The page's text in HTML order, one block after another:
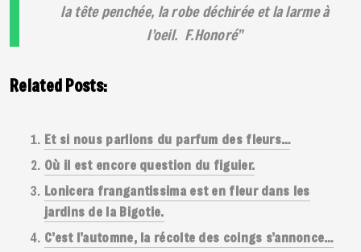
la tête penchée, la robe déchirée et la larme à
l’oeil. F.Honoré
Related Posts:
Et si nous parlions du parfum des fleurs…
Où il est encore question du figuier.
Lonicera frangantissima est en fleur dans les
jardins de la Bigotie.
C’est l’automne, la récolte des coings s’annonce…